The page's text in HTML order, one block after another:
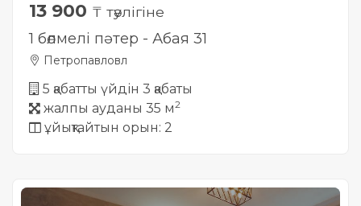
13 900 ₸ тәулігіне
1 бөлмелі пәтер - Абая 31
Петропавловл
5 қабатты үйдін 3 қабаты
жалпы ауданы 35 м2
ұйықтайтын орын: 2